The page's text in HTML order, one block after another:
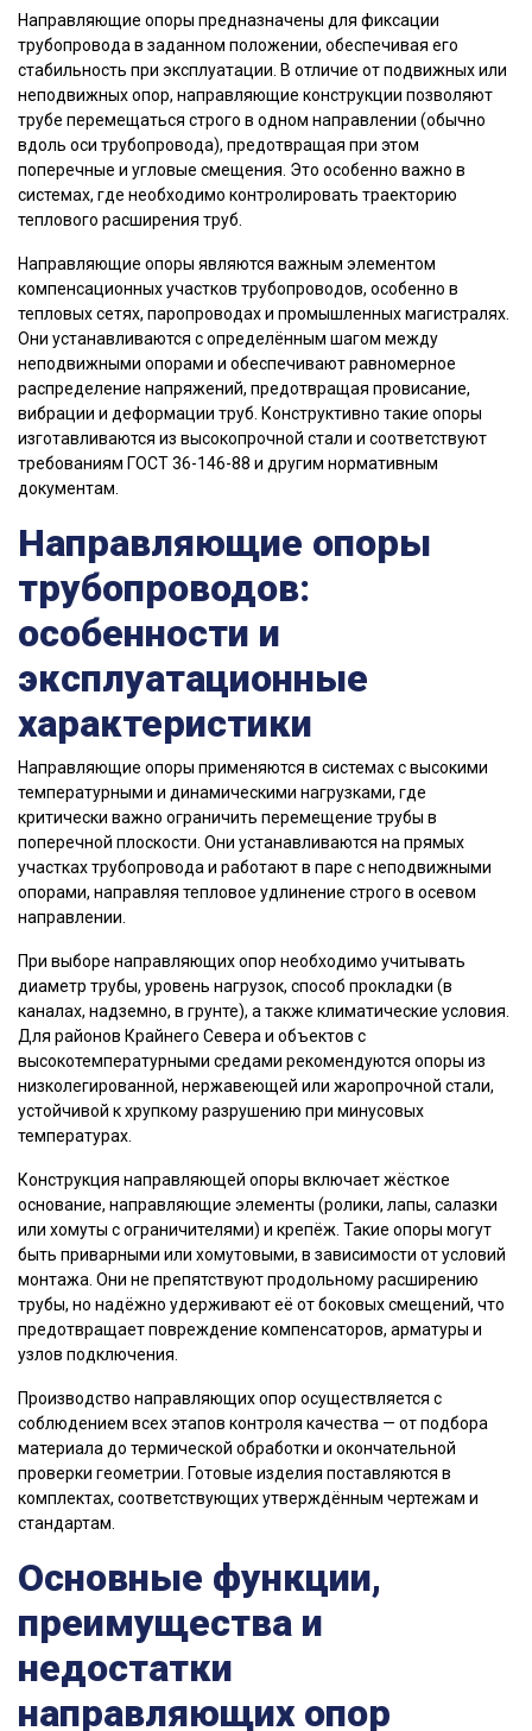
Направляющие опоры предназначены для фиксации
трубопровода в заданном положении, обеспечивая его
стабильность при эксплуатации. В отличие от подвижных или
неподвижных опор, направляющие конструкции позволяют
трубе перемещаться строго в одном направлении (обычно
вдоль оси трубопровода), предотвращая при этом
поперечные и угловые смещения. Это особенно важно в
системах, где необходимо контролировать траекторию
теплового расширения труб.
Направляющие опоры являются важным элементом
компенсационных участков трубопроводов, особенно в
тепловых сетях, паропроводах и промышленных магистралях.
Они устанавливаются с определённым шагом между
неподвижными опорами и обеспечивают равномерное
распределение напряжений, предотвращая провисание,
вибрации и деформации труб. Конструктивно такие опоры
изготавливаются из высокопрочной стали и соответствуют
требованиям ГОСТ 36-146-88 и другим нормативным
документам.
Направляющие опоры
трубопроводов:
особенности и
эксплуатационные
характеристики
Направляющие опоры применяются в системах с высокими
температурными и динамическими нагрузками, где
критически важно ограничить перемещение трубы в
поперечной плоскости. Они устанавливаются на прямых
участках трубопровода и работают в паре с неподвижными
опорами, направляя тепловое удлинение строго в осевом
направлении.
При выборе направляющих опор необходимо учитывать
диаметр трубы, уровень нагрузок, способ прокладки (в
каналах, надземно, в грунте), а также климатические условия.
Для районов Крайнего Севера и объектов с
высокотемпературными средами рекомендуются опоры из
низколегированной, нержавеющей или жаропрочной стали,
устойчивой к хрупкому разрушению при минусовых
температурах.
Конструкция направляющей опоры включает жёсткое
основание, направляющие элементы (ролики, лапы, салазки
или хомуты с ограничителями) и крепёж. Такие опоры могут
быть приварными или хомутовыми, в зависимости от условий
монтажа. Они не препятствуют продольному расширению
трубы, но надёжно удерживают её от боковых смещений, что
предотвращает повреждение компенсаторов, арматуры и
узлов подключения.
Производство направляющих опор осуществляется с
соблюдением всех этапов контроля качества — от подбора
материала до термической обработки и окончательной
проверки геометрии. Готовые изделия поставляются в
комплектах, соответствующих утверждённым чертежам и
стандартам.
Основные функции,
преимущества и
недостатки
направляющих опор